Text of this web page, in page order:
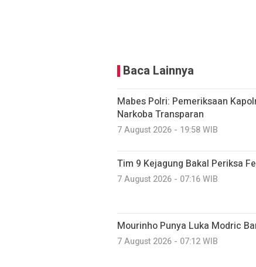
Baca Lainnya
Mabes Polri: Pemeriksaan
Narkoba Transparan
7 August 2026 - 19:58 WIB
Tim 9 Kejagung Bakal Periksa
7 August 2026 - 07:16 WIB
Mourinho Punya Luka Modric
7 August 2026 - 07:12 WIB